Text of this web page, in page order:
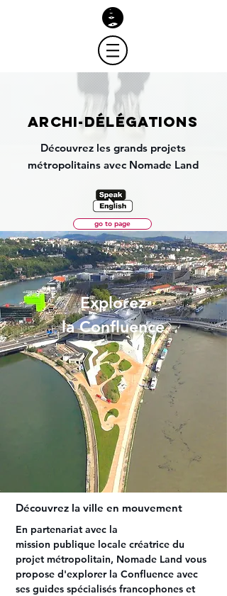
ARCHI-DÉLÉGATIONS
Découvrez les grands projets
métropolitains avec Nomade Land
go to page
Explorez
la Confluence
Découvrez la ville en mouvement
En partenariat avec la
mission publique locale créatrice du
projet métropolitain, Nomade Land vous
propose d'explorer la Confluence avec
ses guides spécialisés francophones et